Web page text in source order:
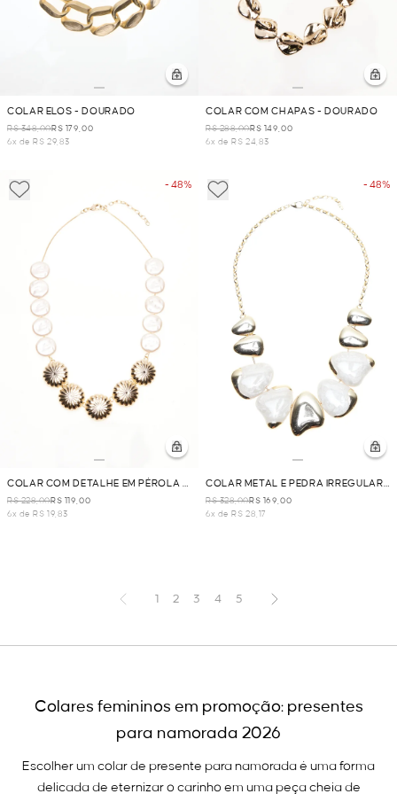
COLAR ELOS - DOURADO
R$ 348,00R$ 179,00
6x de R$ 29,83
COLAR COM CHAPAS - DOURADO
R$ 288,00R$ 149,00
6x de R$ 24,83
- 48%
COLAR COM DETALHE EM PÉROLA -
DOURADO
R$ 228,00R$ 119,00
6x de R$ 19,83
- 48%
COLAR METAL E PEDRA IRREGULAR
- OFF WHITE
R$ 328,00R$ 169,00
6x de R$ 28,17
1 2 3 4 5
Colares femininos em promoção: presentes
para namorada 2026
Escolher um colar de presente para namorada é uma forma
delicada de eternizar o carinho em uma peça cheia de